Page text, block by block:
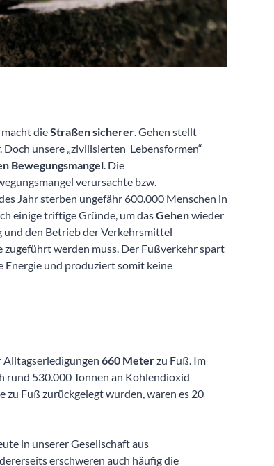
dieStraßen sicherer. Gehen stellt
Doch unsere „zivilisierten Lebensformen“
Bewegungsmangel. Die
verursachte bzw.
Jahr sterben ungefähr 600.000 Menschen in
einige triftige Gründe, um dasGehenwieder
den Betrieb der Verkehrsmittel
werden muss. Der Fußverkehr spart
und produziert somit keine
Alltagserledigungen 660 Meterzu Fuß. Im
rund 530.000 Tonnen an Kohlendioxid
zu Fuß zurückgelegt wurden, waren es 20
in unserer Gesellschaft aus
erschweren auch häufig die